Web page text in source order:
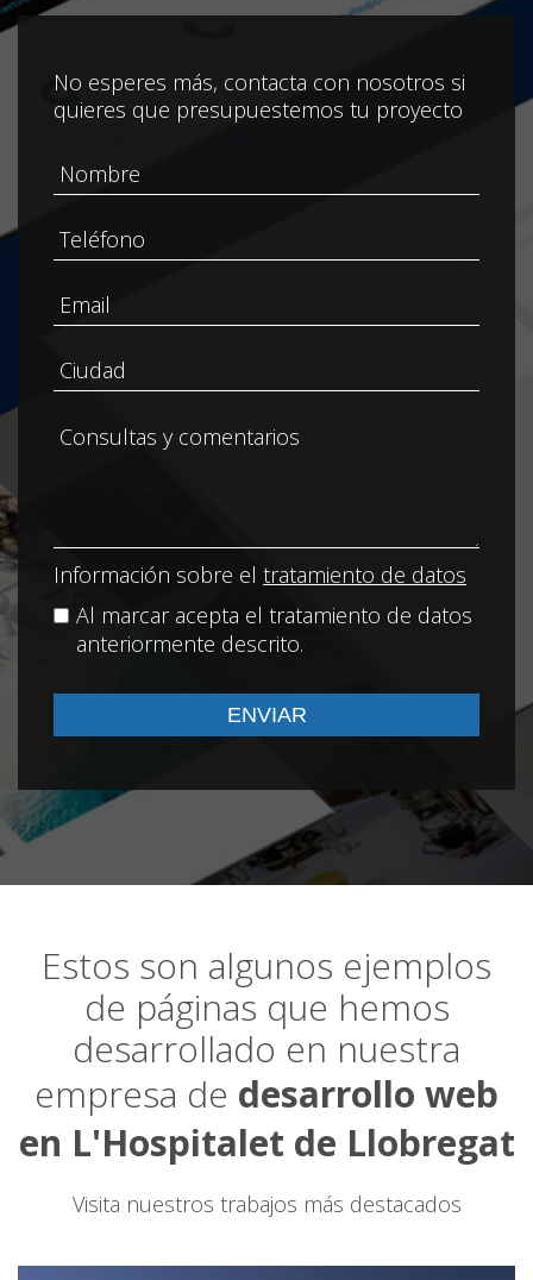
No esperes más, contacta con nosotros si
quieres que presupuestemos tu proyecto
Información sobre el tratamiento de datos
Al marcar acepta el tratamiento de datos
anteriormente descrito.
Estos son algunos ejemplos
de páginas que hemos
desarrollado en nuestra
empresa de desarrollo web
en L'Hospitalet de Llobregat
Visita nuestros trabajos más destacados